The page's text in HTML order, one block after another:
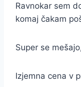
Ravnokar sem
komaj čakam
Super se
Izjemna cena v